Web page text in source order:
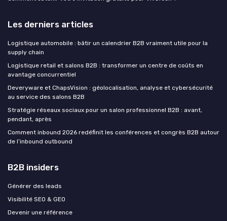
Les derniers articles
Logistique automobile : bâtir un calendrier B2B vraiment utile pour la
supply chain
Logistique retail et salons B2B : transformer un centre de coûts en
avantage concurrentiel
Deveryware et ChapsVision : géolocalisation, analyse et cybersécurité
au service des salons B2B
Stratégie réseaux sociaux pour un salon professionnel B2B : avant,
pendant, après
Comment inbound 2026 redéfinit les conférences et congrès B2B autour
de l’inbound outbound
B2B insiders
Générer des leads
Visibilité SEO & GEO
Devenir une référence